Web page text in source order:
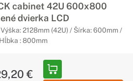
cabinet 42U 600x800
dvierka LCD
2128mm (42U) / Šírka: 600mm /
Hĺbka : 800mm
€